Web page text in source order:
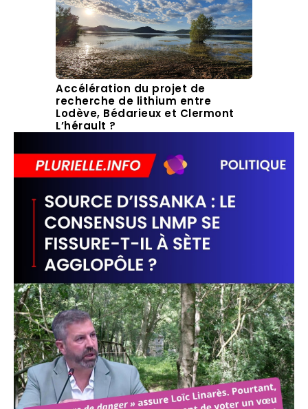
Accélération du projet de
recherche de lithium entre
Lodève, Bédarieux et Clermont
L’hérault ?